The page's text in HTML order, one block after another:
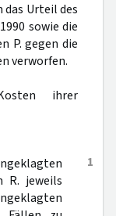
das Urteil des
sowie die
P. gegen die
verworfen.
ihrer
1
R. jeweils